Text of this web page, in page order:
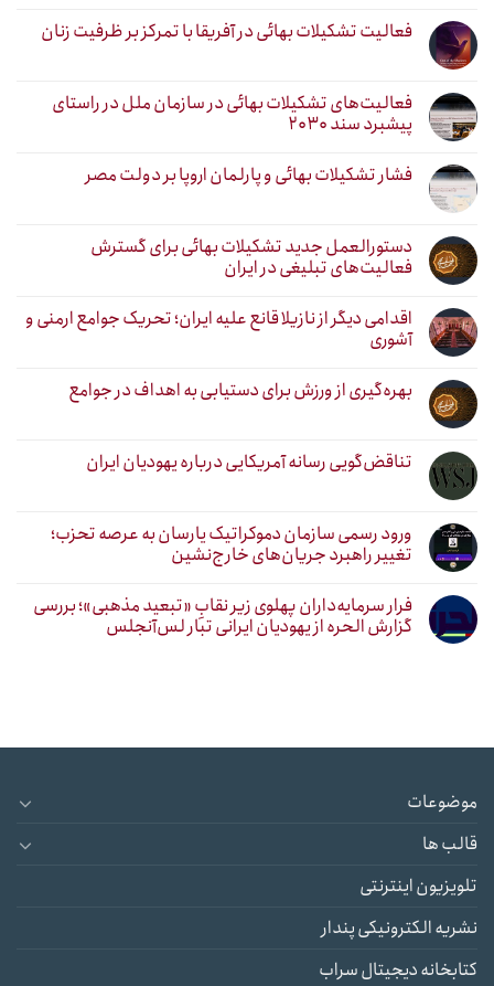
فعالیت تشکیلات بهائی در آفریقا با تمرکز بر ظرفیت زنان
فعالیت‌های تشکیلات بهائی در سازمان ملل در راستای
پیشبرد سند ۲۰۳۰
فشار تشکیلات بهائی و پارلمان اروپا بر دولت مصر
دستورالعمل جدید تشکیلات بهائی برای گسترش
فعالیت‌های تبلیغی در ایران
اقدامی دیگر از نازیلا قانع علیه ایران؛ تحریک جوامع ارمنی و
آشوری
بهره‌گیری از ورزش برای دستیابی به اهداف در جوامع
تناقض‌گویی رسانه آمریکایی درباره یهودیان ایران
ورود رسمی سازمان دموکراتیک یارسان به عرصه تحزب؛
تغییر راهبرد جریان‌های خارج‌نشین
فرار سرمایه‌داران پهلوی زیر نقابِ «تبعید مذهبی»؛ بررسی
گزارش الحره از یهودیان ایرانی تبار لس‌آنجلس
موضوعات
قالب ها
تلویزیون اینترنتی
نشریه الکترونیکی پندار
کتابخانه دیجیتال سراب